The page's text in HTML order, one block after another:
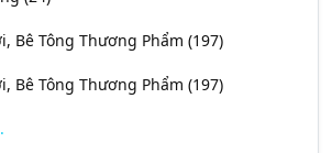
Bê Tông Thương Phẩm (197)
Bê Tông Thương Phẩm (197)